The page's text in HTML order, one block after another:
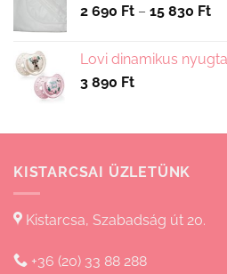
2 690 Ft – 15 830 Ft
-
Lovi dinamikus
3 890 Ft
KISTARCSAI ÜZLETÜNK
Kistarcsa, Szabadság út 20.
+36 (20) 33 88 288